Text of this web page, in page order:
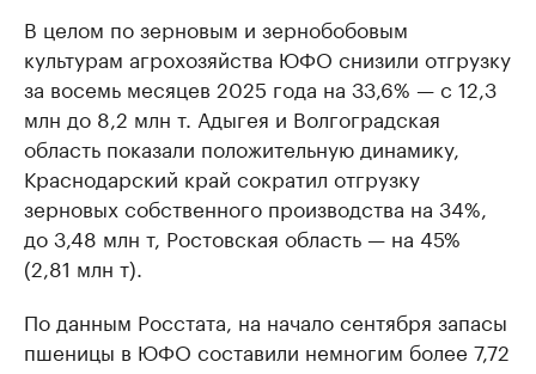
В целом по зерновым и зернобобовым
культурам агрохозяйства ЮФО снизили отгрузку
за восемь месяцев 2025 года на 33,6% — с 12,3
млн до 8,2 млн т. Адыгея и Волгоградская
область показали положительную динамику,
Краснодарский край сократил отгрузку
зерновых собственного производства на 34%,
до 3,48 млн т, Ростовская область — на 45%
(2,81 млн т).
По данным Росстата, на начало сентября запасы
пшеницы в ЮФО составили немногим более 7,72